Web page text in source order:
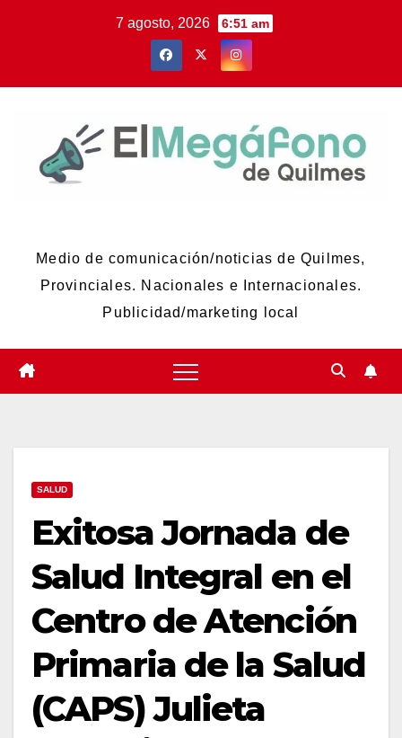
7 agosto, 2026 6:51 am
Medio de comunicación/noticias de Quilmes,
Provinciales. Nacionales e Internacionales.
Publicidad/marketing local
SALUD
Exitosa Jornada de
Salud Integral en el
Centro de Atención
Primaria de la Salud
(CAPS) Julieta